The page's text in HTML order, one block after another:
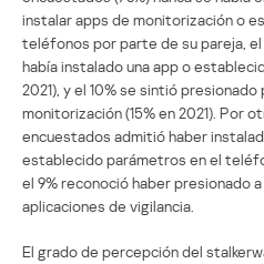
instalar apps de monitorización o
teléfonos por parte de su pareja, el
había instalado una app o
2021), y el 10% se sintió
monitorización (15% en 2021). Por
encuestados admitió haber
establecido parámetros en el
el 9% reconoció haber presionado
aplicaciones de vigilancia.
El grado de percepción del